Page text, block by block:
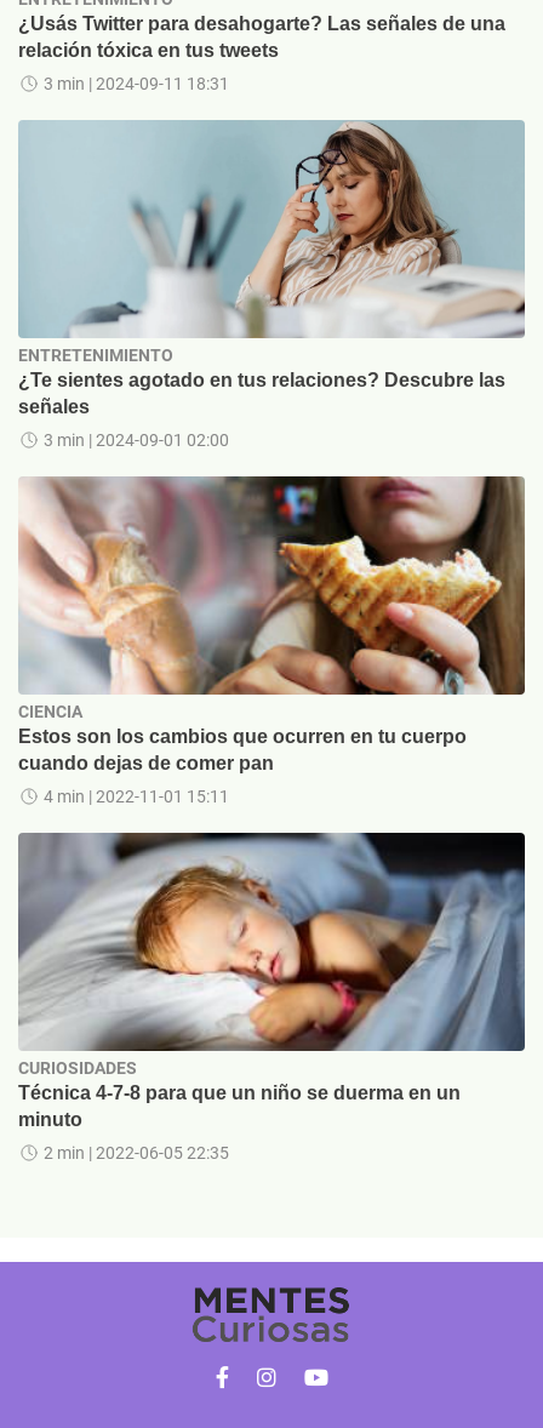
¿Usás Twitter para desahogarte? Las señales de una
relación tóxica en tus tweets
3 min | 2024-09-11 18:31
ENTRETENIMIENTO
¿Te sientes agotado en tus relaciones? Descubre las
señales
3 min | 2024-09-01 02:00
CIENCIA
Estos son los cambios que ocurren en tu cuerpo
cuando dejas de comer pan
4 min | 2022-11-01 15:11
CURIOSIDADES
Técnica 4-7-8 para que un niño se duerma en un
minuto
2 min | 2022-06-05 22:35